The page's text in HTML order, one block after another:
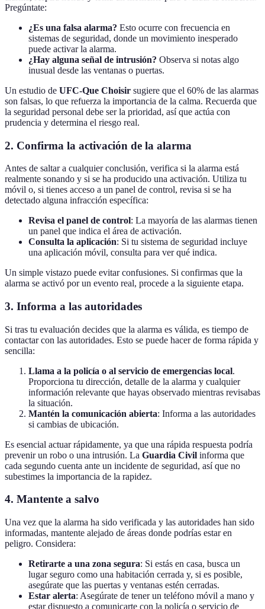
Pregúntate:
¿Es una falsa alarma? Esto ocurre con frecuencia en
sistemas de seguridad, donde un movimiento inesperado
puede activar la alarma.
¿Hay alguna señal de intrusión? Observa si notas algo
inusual desde las ventanas o puertas.
Un estudio de UFC-Que Choisir sugiere que el 60% de las alarmas
son falsas, lo que refuerza la importancia de la calma. Recuerda que
la seguridad personal debe ser la prioridad, así que actúa con
prudencia y determina el riesgo real.
2. Confirma la activación de la alarma
Antes de saltar a cualquier conclusión, verifica si la alarma está
realmente sonando y si se ha producido una activación. Utiliza tu
móvil o, si tienes acceso a un panel de control, revisa si se ha
detectado alguna infracción específica:
Revisa el panel de control: La mayoría de las alarmas tienen
un panel que indica el área de activación.
Consulta la aplicación: Si tu sistema de seguridad incluye
una aplicación móvil, consulta para ver qué indica.
Un simple vistazo puede evitar confusiones. Si confirmas que la
alarma se activó por un evento real, procede a la siguiente etapa.
3. Informa a las autoridades
Si tras tu evaluación decides que la alarma es válida, es tiempo de
contactar con las autoridades. Esto se puede hacer de forma rápida y
sencilla:
Llama a la policía o al servicio de emergencias local.
Proporciona tu dirección, detalle de la alarma y cualquier
información relevante que hayas observado mientras revisabas
la situación.
Mantén la comunicación abierta: Informa a las autoridades
si cambias de ubicación.
Es esencial actuar rápidamente, ya que una rápida respuesta podría
prevenir un robo o una intrusión. La Guardia Civil informa que
cada segundo cuenta ante un incidente de seguridad, así que no
subestimes la importancia de la rapidez.
4. Mantente a salvo
Una vez que la alarma ha sido verificada y las autoridades han sido
informadas, mantente alejado de áreas donde podrías estar en
peligro. Considera:
Retirarte a una zona segura: Si estás en casa, busca un
lugar seguro como una habitación cerrada y, si es posible,
asegúrate que las puertas y ventanas estén cerradas.
Estar alerta: Asegúrate de tener un teléfono móvil a mano y
estar dispuesto a comunicarte con la policía o servicio de